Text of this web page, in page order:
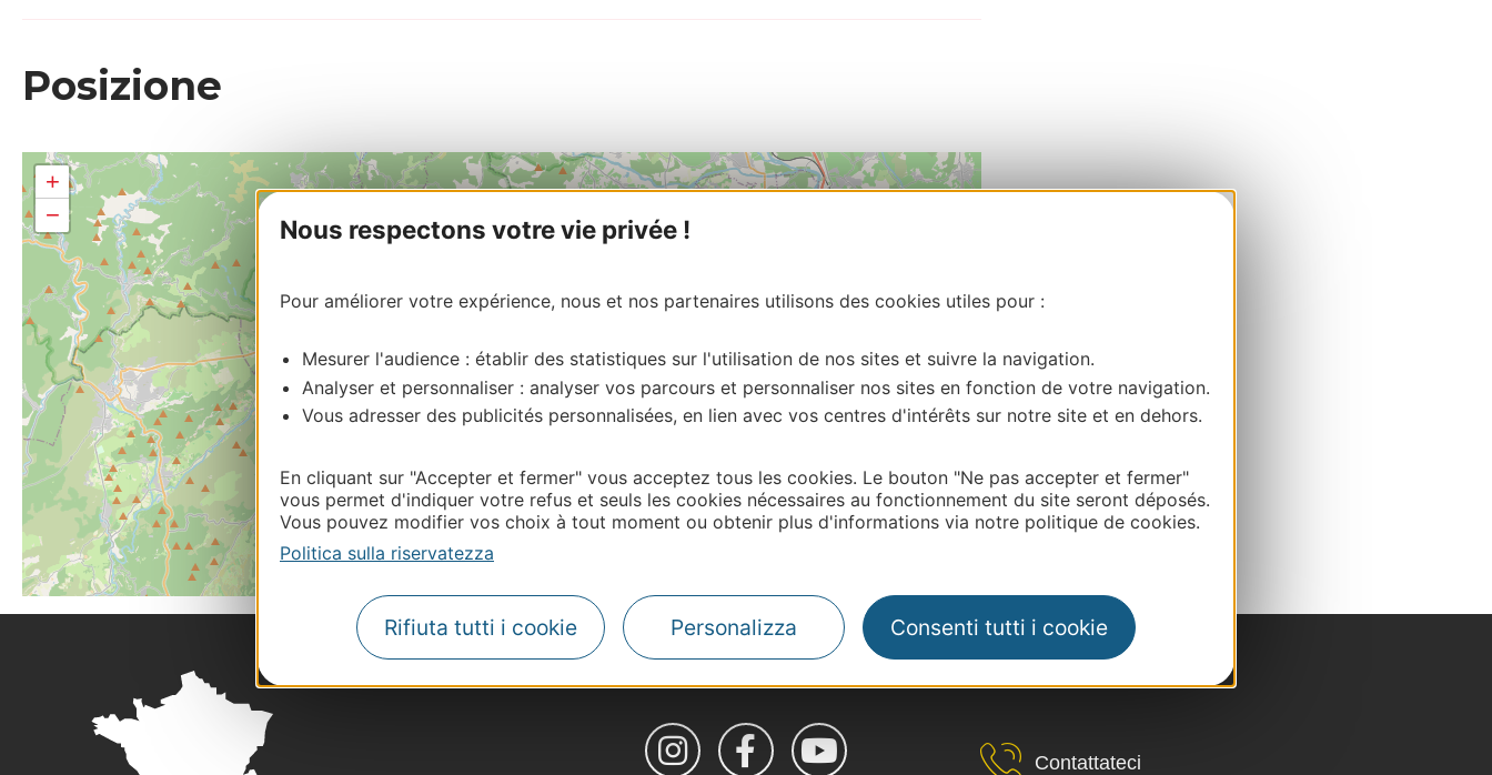
Nous respectons votre vie privée !
Pour améliorer votre expérience, nous et nos partenaires utilisons des cookies utiles pour :
Mesurer l'audience : établir des statistiques sur l'utilisation de nos sites et suivre la navigation.
Analyser et personnaliser : analyser vos parcours et personnaliser nos sites en fonction de votre navigation.
Vous adresser des publicités personnalisées, en lien avec vos centres d'intérêts sur notre site et en dehors.
En cliquant sur "Accepter et fermer" vous acceptez tous les cookies. Le bouton "Ne pas accepter et fermer"
vous permet d'indiquer votre refus et seuls les cookies nécessaires au fonctionnement du site seront déposés.
Vous pouvez modifier vos choix à tout moment ou obtenir plus d'informations via notre politique de cookies.
Politica sulla riservatezza
Rifiuta tutti i cookie Personalizza Consenti tutti i cookie
Posizione
+
−
Contattateci